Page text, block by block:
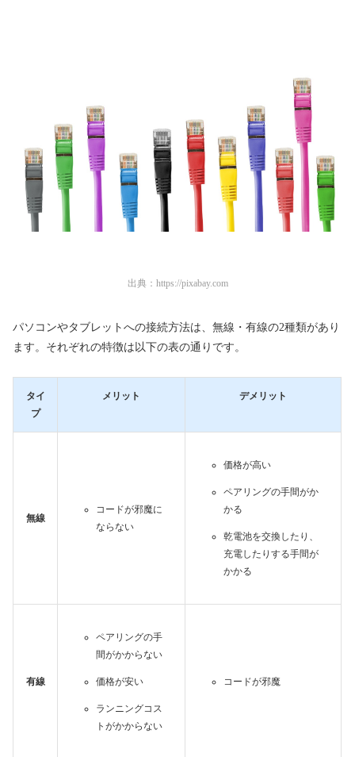
出典： https://pixabay.com
パソコンやタブレットへの接続方法は、無線・有線の2種類があり
ます。それぞれの特徴は以下の表の通りです。
タイ
プ
メリット デメリット
無線
コードが邪魔に
ならない
価格が高い
ペアリングの手間がか
かる
乾電池を交換したり、
充電したりする手間が
かかる
有線
ペアリングの手
間がかからない
価格が安い
ランニングコス
トがかからない
コードが邪魔